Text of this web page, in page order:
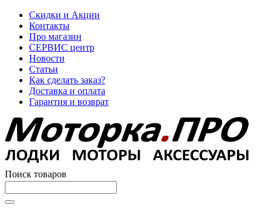
Скидки и Акции
Контакты
Про магазин
СЕРВИС центр
Новости
Статьи
Как сделать заказ?
Доставка и оплата
Гарантия и возврат
Поиск товаров